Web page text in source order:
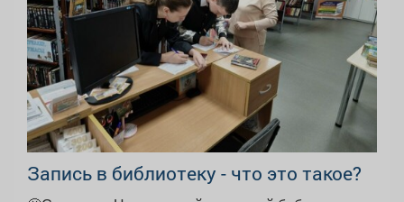
Запись в библиотеку - что это такое?